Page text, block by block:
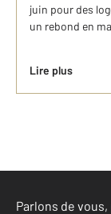
juin pour des
un rebond en
Lire plus
Parlons de